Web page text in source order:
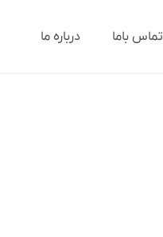
تماس باما درباره ما